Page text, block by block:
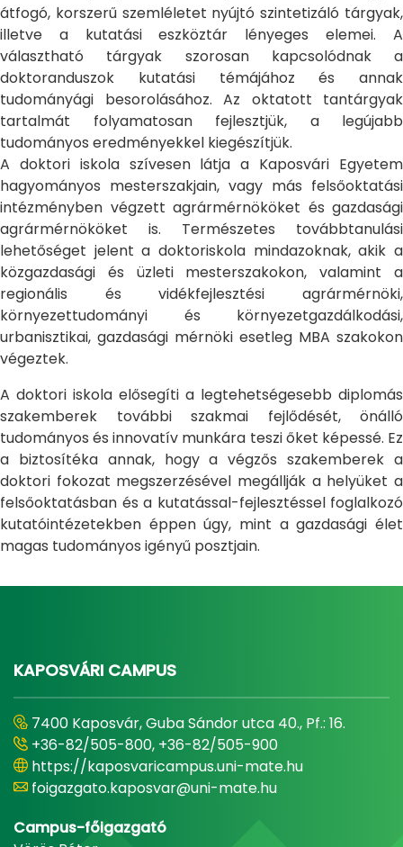
átfogó, korszerű szemléletet nyújtó szintetizáló tárgyak,
illetve a kutatási eszköztár lényeges elemei. A
választható tárgyak szorosan kapcsolódnak a
doktoranduszok kutatási témájához és annak
tudományági besorolásához. Az oktatott tantárgyak
tartalmát folyamatosan fejlesztjük, a legújabb
tudományos eredményekkel kiegészítjük.
A doktori iskola szívesen látja a Kaposvári Egyetem
hagyományos mesterszakjain, vagy más felsőoktatási
intézményben végzett agrármérnököket és gazdasági
agrármérnököket is. Természetes továbbtanulási
lehetőséget jelent a doktoriskola mindazoknak, akik a
közgazdasági és üzleti mesterszakokon, valamint a
regionális és vidékfejlesztési agrármérnöki,
környezettudományi és környezetgazdálkodási,
urbanisztikai, gazdasági mérnöki esetleg MBA szakokon
végeztek.
A doktori iskola elősegíti a legtehetségesebb diplomás
szakemberek további szakmai fejlődését, önálló
tudományos és innovatív munkára teszi őket képessé. Ez
a biztosítéka annak, hogy a végzős szakemberek a
doktori fokozat megszerzésével megállják a helyüket a
felsőoktatásban és a kutatással-fejlesztéssel foglalkozó
kutatóintézetekben éppen úgy, mint a gazdasági élet
magas tudományos igényű posztjain.
KAPOSVÁRI CAMPUS
7400 Kaposvár, Guba Sándor utca 40., Pf.: 16.
+36-82/505-800, +36-82/505-900
https://kaposvaricampus.uni-mate.hu
foigazgato.kaposvar@uni-mate.hu
Campus-főigazgató